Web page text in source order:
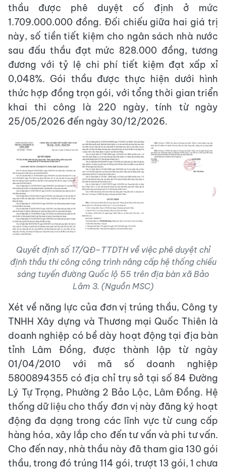
thầu được phê duyệt cố định ở mức
1.709.000.000 đồng. Đối chiếu giữa hai giá trị
này, số tiền tiết kiệm cho ngân sách nhà nước
sau đấu thầu đạt mức 828.000 đồng, tương
đương với tỷ lệ chi phí tiết kiệm đạt xấp xỉ
0,048%. Gói thầu được thực hiện dưới hình
thức hợp đồng trọn gói, với tổng thời gian triển
khai thi công là 220 ngày, tính từ ngày
25/05/2026 đến ngày 30/12/2026.
Quyết định số 17/QĐ–TTDTH về việc phê duyệt chỉ
định thầu thi công công trình nâng cấp hệ thống chiếu
sáng tuyến đường Quốc lộ 55 trên địa bàn xã Bảo
Lâm 3. (Nguồn MSC)
Xét về năng lực của đơn vị trúng thầu, Công ty
TNHH Xây dựng và Thương mại Quốc Thiên là
doanh nghiệp có bề dày hoạt động tại địa bàn
tỉnh Lâm Đồng, được thành lập từ ngày
01/04/2010 với mã số doanh nghiệp
5800894355 có địa chỉ trụ sở tại số 84 Đường
Lý Tự Trọng, Phường 2 Bảo Lộc, Lâm Đồng. Hệ
thống dữ liệu cho thấy đơn vị này đăng ký hoạt
động đa dạng trong các lĩnh vực từ cung cấp
hàng hóa, xây lắp cho đến tư vấn và phi tư vấn.
Cho đến nay, nhà thầu này đã tham gia 130 gói
thầu, trong đó trúng 114 gói, trượt 13 gói, 1 chưa